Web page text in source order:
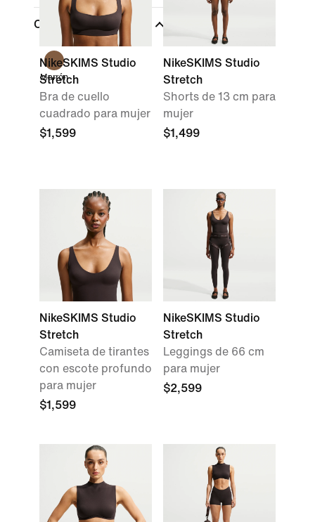
Color
Marrón
NikeSKIMS Studio
Stretch
Bra de cuello
cuadrado para mujer
$1,599
NikeSKIMS Studio
Stretch
Shorts de 13 cm para
mujer
$1,499
NikeSKIMS Studio
Stretch
Camiseta de tirantes
con escote profundo
para mujer
$1,599
NikeSKIMS Studio
Stretch
Leggings de 66 cm
para mujer
$2,599